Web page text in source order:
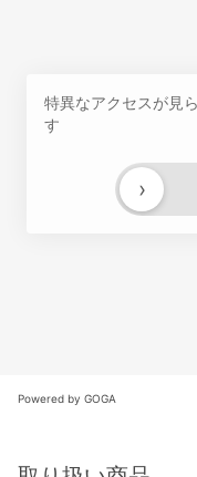
特異なアクセスが見
す
›
Powered by GOGA